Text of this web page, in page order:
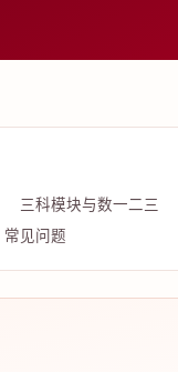
三科模块与数一二三
常见问题